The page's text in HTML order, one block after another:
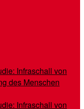
Infraschall von
des Menschen
Infraschall von